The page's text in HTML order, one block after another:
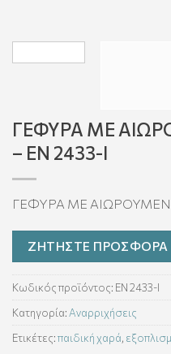
ΓΕΦΥΡΑ ΜΕ
– EN 2433-I
ΓΕΦΥΡΑ ΜΕ
ΖΗΤΗΣΤΕ ΠΡΟΣΦΟΡΑ
Κωδικός προϊόντος: EN 2433-I
Κατηγορία: Αναρριχήσεις
Ετικέτες:παιδική χαρά,